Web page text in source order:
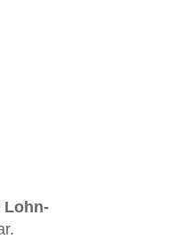
Lohn-